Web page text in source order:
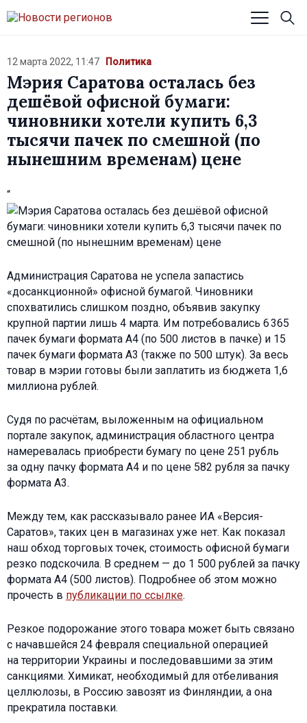
12 марта 2022, 11:47 Политика
Мэрия Саратова осталась без
дешёвой офисной бумаги:
чиновники хотели купить 6,3
тысячи пачек по смешной (по
нынешним временам) цене
“
Администрация Саратова не успела запастись
«досанкционной» офисной бумагой. Чиновники
спохватились слишком поздно, объявив закупку
крупной партии лишь 4 марта. Им потребовались 6 365
пачек бумаги формата А4 (по 500 листов в пачке) и 15
пачек бумаги формата А3 (также по 500 штук). За весь
товар в мэрии готовы были заплатить из бюджета 1,6
миллиона рублей.
Судя по расчётам, выложенным на официальном
портале закупок, администрация областного центра
намеревалась приобрести бумагу по цене 251 рубль
за одну пачку формата А4 и по цене 582 рубля за пачку
формата А3.
Между тем, как рассказывало ранее ИА «Версия-
Саратов», таких цен в магазинах уже нет. Как показал
наш обход торговых точек, стоимость офисной бумаги
резко подскочила. В среднем — до 1 500 рублей за пачку
формата А4 (500 листов). Подробнее об этом можно
прочесть в публикации по ссылке.
Резкое подорожание этого товара может быть связано
с начавшейся 24 февраля специальной операцией
на территории Украины и последовавшими за этим
санкциями. Химикат, необходимый для отбеливания
целлюлозы, в Россию завозят из Финляндии, а она
прекратила поставки.